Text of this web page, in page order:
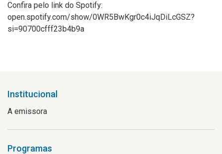
busca
Confira pelo link do Spotify:
open.spotify.com/show/0WR5BwKgr0c4iJqDiLcGSZ?
si=90700cfff23b4b9a
Institucional
A emissora
Programas